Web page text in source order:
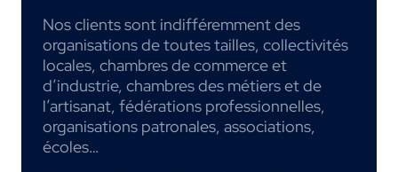
Nos clients sont indifféremment des
organisations de toutes tailles, collectivités
locales, chambres de commerce et
d’industrie, chambres des métiers et de
l’artisanat, fédérations professionnelles,
organisations patronales, associations,
écoles…